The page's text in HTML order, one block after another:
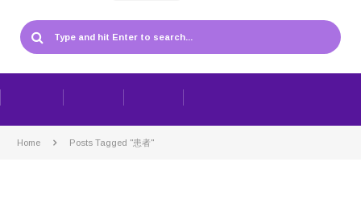
Home Posts Tagged "患者"